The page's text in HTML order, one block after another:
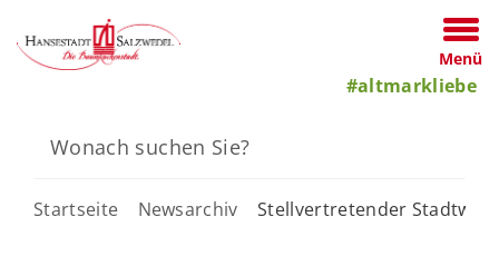
Menü
#altmarkliebe
Startseite Newsarchiv Stellvertretender